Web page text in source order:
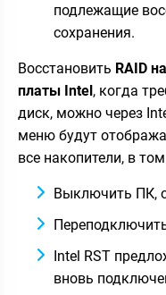
подлежащие
сохранения.
Восстановить RAID
платы Intel, когда
диск, можно через
меню будут
все накопители, в
Выключить ПК,
Intel RST
вновь